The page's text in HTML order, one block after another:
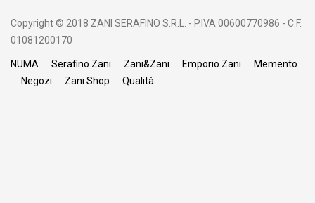
Copyright © 2018 ZANI SERAFINO S.R.L. - P.IVA 00600770986 - C.F.
01081200170
NUMA Serafino Zani Zani&Zani Emporio Zani
Memento
Negozi
Zani Shop Qualità